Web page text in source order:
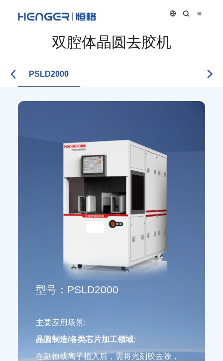
双腔体晶圆去胶机
PSLD2000
型号：PSLD2000
主要应用场景:
晶圆制造/各类芯片加工领域:
在刻蚀或离子植入后，需将光刻胶去除，